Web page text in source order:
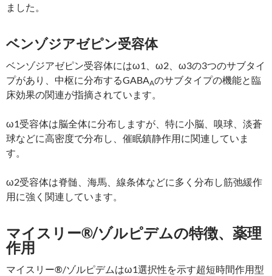
ました。
ベンゾジアゼピン受容体
ベンゾジアゼピン受容体にはω1、ω2、ω3の3つのサブタイ
プがあり、中枢に分布するGABAAのサブタイプの機能と臨
床効果の関連が指摘されています。
ω1受容体は脳全体に分布しますが、特に小脳、嗅球、淡蒼
球などに高密度で分布し、催眠鎮静作用に関連していま
す。
ω2受容体は脊髄、海馬、線条体などに多く分布し筋弛緩作
用に強く関連しています。
マイスリー®/ゾルピデムの特徴、薬理
作用
マイスリー®/ゾルピデムはω1選択性を示す超短時間作用型